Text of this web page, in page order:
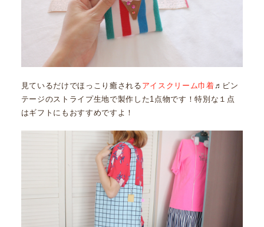
見ているだけでほっこり癒される アイスクリーム巾着 ♬ビン
テージのストライプ生地で製作した1点物です！特別な１点
はギフトにもおすすめですよ！